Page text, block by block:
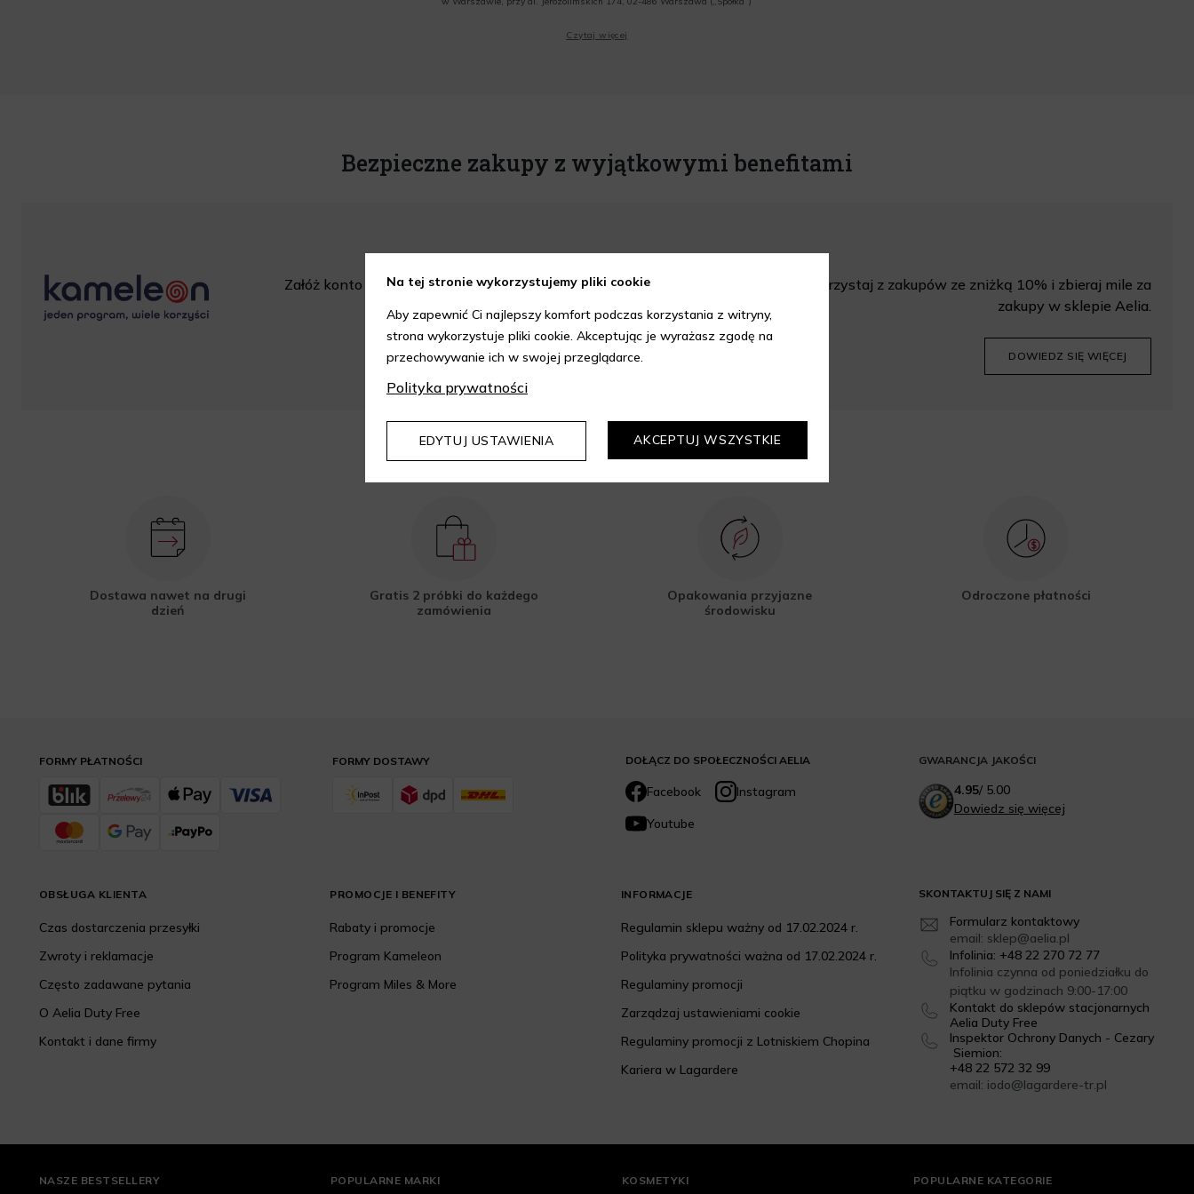
o.o. informacji handlowych, w tym newslettera, informacji o promocjach i
Czytaj więcej
Bezpieczne zakupy z wyjątkowymi benefitami
Załóż konto w sklepie Aelia i korzystaj z
zakupów z 10% rabatem.
DOWIEDZ SIĘ WIĘCEJ
Korzystaj z zakupów ze zniżką 10% i zbieraj mile za
zakupy w sklepie Aelia.
DOWIEDZ SIĘ WIĘCEJ
Dostawa nawet na drugi
dzień
Gratis 2 próbki do każdego
zamówienia
Opakowania przyjazne
środowisku
Odroczone płatności
DOŁĄCZ DO SPOŁECZNOŚCI AELIA
Facebook
Instagram
Youtube
SKONTAKTUJ SIĘ Z NAMI
Formularz kontaktowy
email: sklep@aelia.pl
Infolinia: +48 22 270 72 77
Infolinia czynna od poniedziałku do
piątku w godzinach 9:00-17:00
Kontakt do sklepów stacjonarnych
Aelia Duty Free
Inspektor Ochrony Danych - Cezary
Siemion:
+48 22 572 32 99
email: iodo@lagardere-tr.pl
FORMY DOSTAWY
FORMY PŁATNOŚCI
OBSŁUGA KLIENTA
Czas dostarczenia przesyłki
Zwroty i reklamacje
Często zadawane pytania
O Aelia Duty Free
Kontakt i dane firmy
PROMOCJE I BENEFITY
Rabaty i promocje
Program Kameleon
Program Miles & More
INFORMACJE
Regulamin sklepu ważny od 17.02.2024 r.
Polityka prywatności ważna od 17.02.2024 r.
Regulaminy promocji
Zarządzaj ustawieniami cookie
Regulaminy promocji z Lotniskiem Chopina
Kariera w Lagardere
GWARANCJA JAKOŚCI
4.95/5.00
Dowiedz się więcej
NASZE BESTSELLERY POPULARNE MARKI KOSMETYKI POPULARNE KATEGORIE
Na tej stronie wykorzystujemy pliki cookie
Aby zapewnić Ci najlepszy komfort podczas korzystania z witryny,
strona wykorzystuje pliki cookie. Akceptując je wyrażasz zgodę na
przechowywanie ich w swojej przeglądarce.
Polityka prywatności
EDYTUJ USTAWIENIA AKCEPTUJ WSZYSTKIE